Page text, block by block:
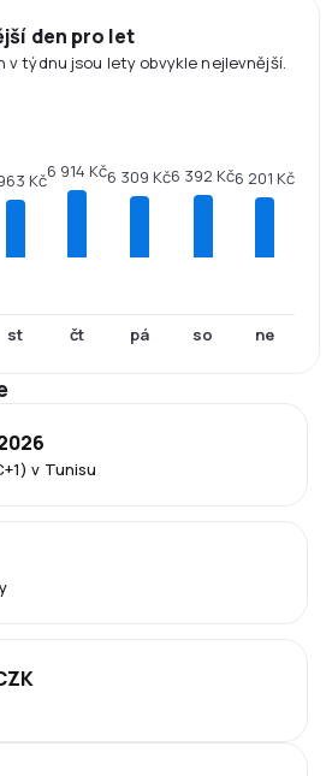
den pro let
v týdnu jsou lety obvykle nejlevnější.
Kč
st
6 914 Kč
čt
6 309 Kč
pá
6 392 Kč
so
6 201 Kč
ne
v Tunisu